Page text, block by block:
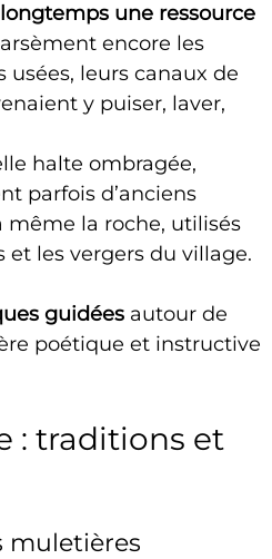
longtemps une ressource
encore les
usées, leurs canaux de
y puiser, laver,
halte ombragée,
parfois d’anciens
même la roche, utilisés
et les vergers du village.
guidées autour de
poétique et instructive
: traditions et
muletières